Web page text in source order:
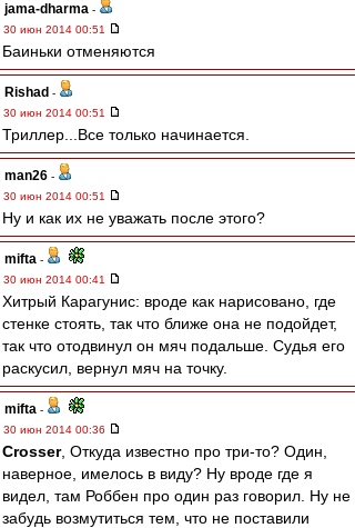
jama-dharma -
30 июн 2014 00:51
Баиньки отменяются
Rishad -
30 июн 2014 00:51
Триллер...Все только начинается.
man26 -
30 июн 2014 00:51
Ну и как их не уважать после этого?
mifta -
30 июн 2014 00:41
Хитрый Карагунис: вроде как нарисовано, где
стенке стоять, так что ближе она не подойдет,
так что отодвинул он мяч подальше. Судья его
раскусил, вернул мяч на точку.
mifta -
30 июн 2014 00:36
Crosser, Откуда известно про три-то? Один,
наверное, имелось в виду? Ну вроде где я
видел, там Роббен про один раз говорил. Ну не
забудь возмутиться тем, что не поставили